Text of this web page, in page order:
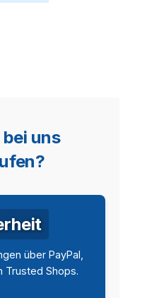
uns
über PayPal,
Trusted Shops.